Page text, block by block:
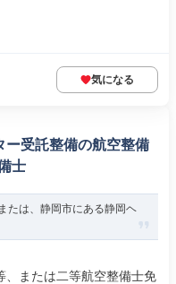
気になる
ー受託整備の航空整備
士
たは、静岡市にある静岡ヘ
、または二等航空整備士免